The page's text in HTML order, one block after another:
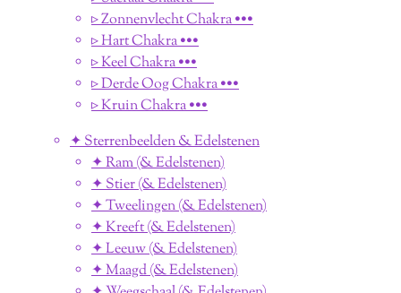
▹ Zonnenvlecht Chakra •••
▹ Hart Chakra •••
▹ Keel Chakra •••
▹ Derde Oog Chakra •••
▹ Kruin Chakra •••
✦ Sterrenbeelden & Edelstenen
✦ Ram (& Edelstenen)
✦ Stier (& Edelstenen)
✦ Tweelingen (& Edelstenen)
✦ Kreeft (& Edelstenen)
✦ Leeuw (& Edelstenen)
✦ Maagd (& Edelstenen)